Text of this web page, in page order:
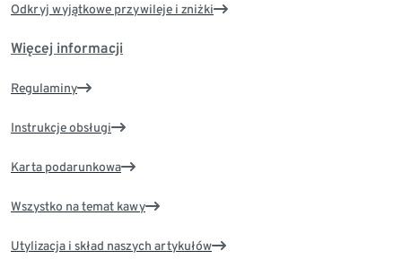
Odkryj wyjątkowe przywileje i zniżki
Więcej informacji
Regulaminy
Instrukcje obsługi
Karta podarunkowa
Wszystko na temat kawy
Utylizacja i skład naszych artykułów